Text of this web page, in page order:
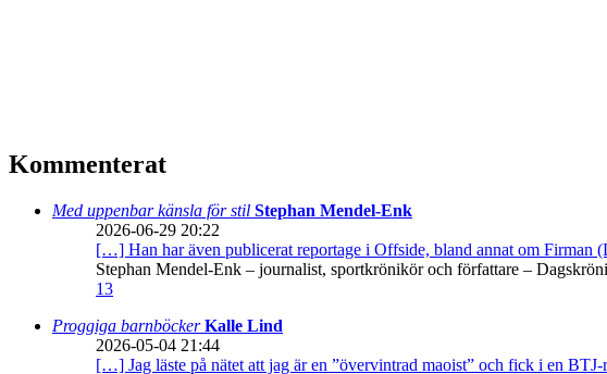
Kommenterat
Med uppenbar känsla för stil Stephan Mendel-Enk
2026-06-29 20:22
[…] Han har även publicerat reportage i Offside, bland annat om Firman
Stephan Mendel-Enk – journalist, sportkrönikör och författare –
13
Proggiga barnböckerKalle Lind
2026-05-04 21:44
[…] Jag läste på nätet att jag är en ”övervintrad maoist” och fick i en BTJ-